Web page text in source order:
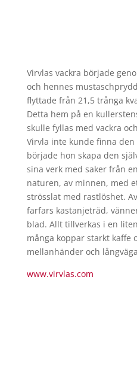
Virvlas vackra började
och hennes
flyttade från 21,5 trånga
Detta hem på en
skulle fyllas med vackra
Virvla inte kunde finna
började hon skapa den
sina verk med saker från
naturen, av minnen, med
strösslat med rastlöshet.
farfars kastanjeträd,
blad. Allt tillverkas i en
många koppar starkt kaffe
mellanhänder och
www.virvlas.com